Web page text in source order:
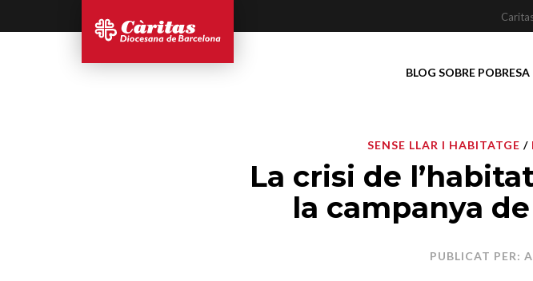
BLOG SOBRE
SENSE LLAR I HABITATGE /
La crisi de
la campanya
PUBLICAT PER: